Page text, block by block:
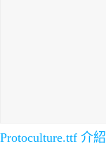
Protoculture.ttf 介紹